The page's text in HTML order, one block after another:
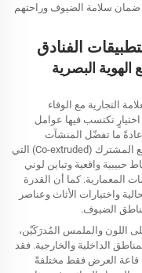
ضمان سلامة الضيوف وراحتهم
الفنادق
الهوية البصرية
التجارية مع الوفاء
تكتسب فيها عوامل
ما تفضّل المنشآت
الفاخرة ملفات الأرضيات المصنوعة بتقنية التصنيع المشترك (Co-extruded) التي
حبيبية واقعية وتباين لوني
المعمارية. كما أن القدرة
واختيارات الأثاث وعناصر
الضيوف.
اللون والملمس المُدرَكَيْن،
الداخلية والخارجية. فقد
قاعة العرض فقط مختلفةً